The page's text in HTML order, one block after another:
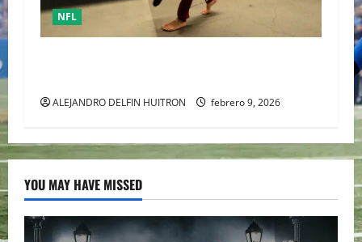
NFL
ALEJANDRO DELFIN HUITRON febrero 9, 2026
YOU MAY HAVE MISSED